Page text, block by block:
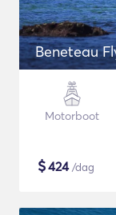
Beneteau
Motorboot
$424/dag